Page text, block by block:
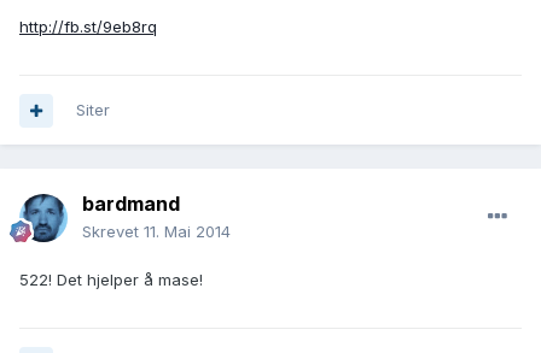
http://fb.st/9eb8rq
Siter
bardmand
Skrevet 11. Mai 2014
522! Det hjelper å mase!